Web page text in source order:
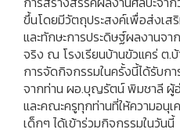
ขึ้นโดยมีวัตถุประสงค์เพื่อส่งเส
และทักษะการประดิษฐ์ผลงานจ
จริง ณ โรงเรียนบ้านขัวแคร่ ต.บ้
การจัดกิจกรรมในครั้งนี้ได้รับกา
จากท่าน ผอ.บุญรัตน์ พิมชาลี ผู้อ
และคณะครูทุกท่านที่ให้ความอนุ
เด็กๆ ได้เข้าร่วมกิจกรรมในวันนี้